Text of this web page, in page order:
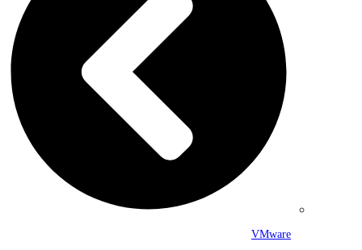
VMware